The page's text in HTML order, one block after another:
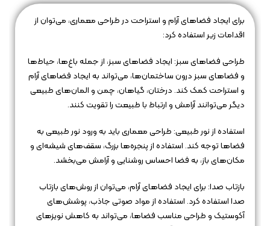
برای ایجاد فضاهای آرام و استراحت در طراحی معماری، می‌توان از
اقدامات زیر استفاده کرد:
طراحی فضاهای سبز: ایجاد فضاهای سبز، از جمله باغ‌ها، حیاط‌ها
و فضاهای سبز درون ساختمان‌ها، می‌تواند به ایجاد فضاهای آرام
و استراحت کمک کند. درختان، گیاهان، چمن و المان‌های طبیعی
دیگر می‌توانند آرامش و ارتباط با طبیعت را تقویت کنند.
استفاده از نور طبیعی: طراحی معماری باید به ورود نور طبیعی به
فضاها توجه کند. استفاده از پنجره‌ها بزرگ، سقف‌های شیشه‌ای و
مکان‌های باز، به فضا احساس روشنایی و آرامش می‌بخشد.
بازتاب صدا: برای ایجاد فضاهای آرام، می‌توان از روش‌های بازتاب
صدا استفاده کرد. استفاده از مواد صوتی جاذب، پوشش‌های
آکوستیک و طراحی مناسب فضاها، می‌تواند به کاهش نویزهای